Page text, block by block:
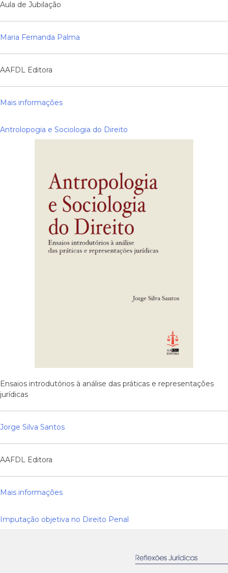
Aula de Jubilação
Maria Fernanda Palma
AAFDL Editora
Mais informações
Antrolopogia e Sociologia do Direito
Ensaios introdutórios à análise das práticas e representações
jurídicas
Jorge Silva Santos
AAFDL Editora
Mais informações
Imputação objetiva no Direito Penal